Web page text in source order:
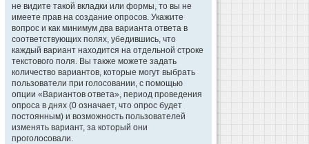
не видите такой вкладки или формы, то вы не
имеете прав на создание опросов. Укажите
вопрос и как минимум два варианта ответа в
соответствующих полях, убедившись, что
каждый вариант находится на отдельной строке
текстового поля. Вы также можете задать
количество вариантов, которые могут выбрать
пользователи при голосовании, с помощью
опции «Вариантов ответа», период проведения
опроса в днях (0 означает, что опрос будет
постоянным) и возможность пользователей
изменять вариант, за который они
проголосовали.